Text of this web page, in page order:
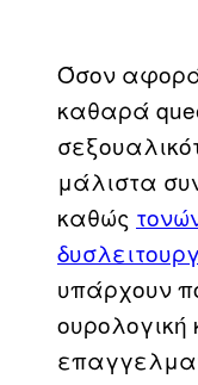
Όσον αφορά
καθαρά
μάλιστα
καθώς
υπάρχουν